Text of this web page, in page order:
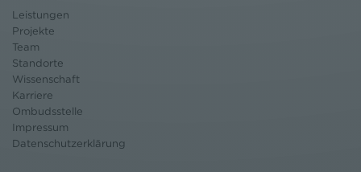
Leistungen
Projekte
Team
Standorte
Wissenschaft
Karriere
Ombudsstelle
Impressum
Datenschutzerklärung